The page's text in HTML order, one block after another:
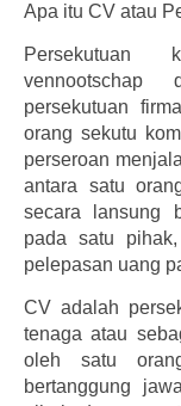
Apa itu CV atau
Persekutuan
persekutuan
orang sekutu
perseroan
antara satu
secara lansung
pada satu
pelepasan uang
CV adalah
tenaga atau
oleh satu
bertanggung